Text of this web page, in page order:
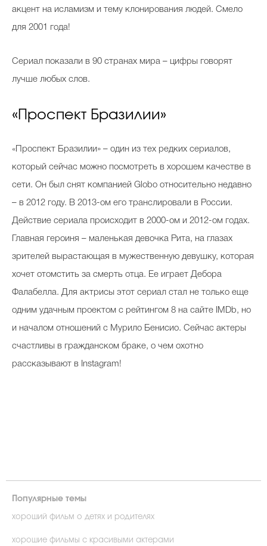
акцент на исламизм и тему клонирования людей. Смело
для 2001 года!
Сериал показали в 90 странах мира – цифры говорят
лучше любых слов.
«Проспект Бразилии»
«Проспект Бразилии» – один из тех редких сериалов,
который сейчас можно посмотреть в хорошем качестве в
сети. Он был снят компанией Globo относительно недавно
– в 2012 году. В 2013-ом его транслировали в России.
Действие сериала происходит в 2000-ом и 2012-ом годах.
Главная героиня – маленькая девочка Рита, на глазах
зрителей вырастающая в мужественную девушку, которая
хочет отомстить за смерть отца. Ее играет Дебора
Фалабелла. Для актрисы этот сериал стал не только еще
одним удачным проектом с рейтингом 8 на сайте IMDb, но
и началом отношений с Мурило Бенисио. Сейчас актеры
счастливы в гражданском браке, о чем охотно
рассказывают в Instagram!
Популярные темы
хороший фильм о детях и родителях
хорошие фильмы с красивыми актерами